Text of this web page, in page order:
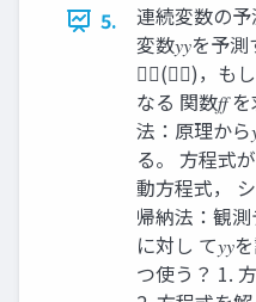
5.
連続変数の予
変数𝑦𝑦を予
𝑓𝑓(𝑥𝑥)，も
なる 関数𝑓𝑓
法：原理か
る。 方程式
動方程式，
帰納法：観測
に対し て𝑦𝑦
つ使う？ 1.